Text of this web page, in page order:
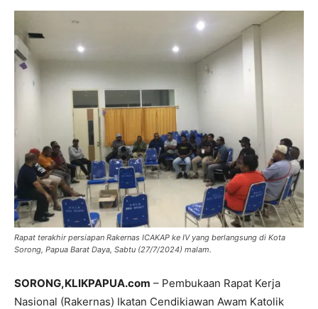
Rapat terakhir persiapan Rakernas ICAKAP ke IV yang berlangsung di Kota
Sorong, Papua Barat Daya, Sabtu (27/7/2024) malam.
SORONG,KLIKPAPUA.com – Pembukaan Rapat Kerja
Nasional (Rakernas) Ikatan Cendikiawan Awam Katolik